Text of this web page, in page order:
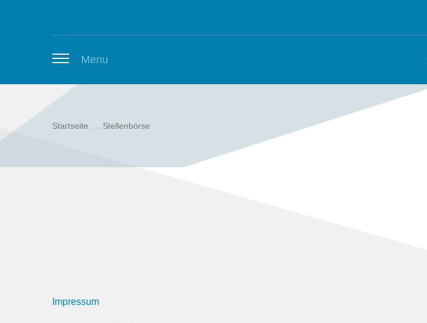
Menu
Thüringer Stellenbörse
Newsletter
Startseite Stellenbörse
Impressum